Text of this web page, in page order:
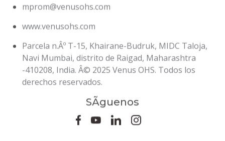
www.venusohs.com
Parcela n.Âº T-15, Khairane-Budruk, MIDC Taloja,
Navi Mumbai, distrito de Raigad, Maharashtra
-410208, India. Â© 2025 Venus OHS. Todos los
derechos reservados.
SÃ­guenos
Mantente al dÃ­a con las Ãºltimas noticias y productos